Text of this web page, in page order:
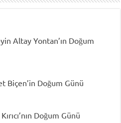
Altay Yontan’ın Doğum
Biçen’in Doğum Günü
Doğum Günü